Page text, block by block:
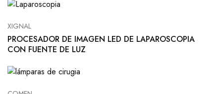
XIGNAL
PROCESADOR DE IMAGEN LED DE LAPAROSCOPIA
CON FUENTE DE LUZ